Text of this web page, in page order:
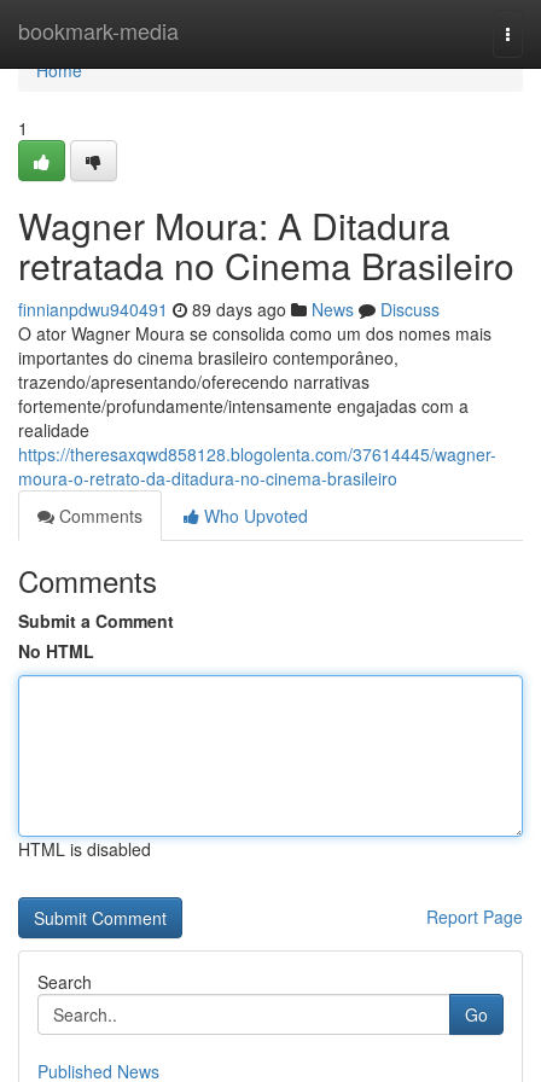
bookmark-media
Home
Home
1
Wagner Moura: A Ditadura
retratada no Cinema Brasileiro
finnianpdwu940491 89 days ago News
Discuss
O ator Wagner Moura se consolida como um dos nomes mais
importantes do cinema brasileiro contemporâneo,
trazendo/apresentando/oferecendo narrativas
fortemente/profundamente/intensamente engajadas com a
realidade
https://theresaxqwd858128.blogolenta.com/37614445/wagner-
moura-o-retrato-da-ditadura-no-cinema-brasileiro
Comments
Who Upvoted
Comments
Submit a Comment
No HTML
HTML is disabled
Report Page
Search
Go
Published News